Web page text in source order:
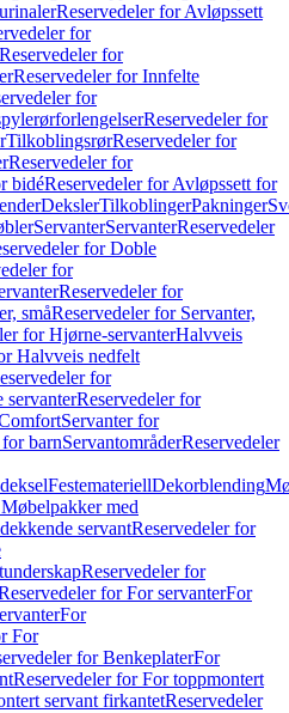
Reservedeler for Avløpssett
for
Reservedeler for
Reservedeler for Innfelte
for
Reservedeler for
TilkoblingsrørReservedeler for
Reservedeler for
bidéReservedeler for Avløpssett for
DekslerTilkoblingerPakninger
ServanterServanterReservedeler
for Doble
for
Reservedeler for
småReservedeler for Servanter,
for Hjørne-servanterHalvveis
Halvveis nedfelt
for
servanterReservedeler for
Servanter for
barnServantområderReservedeler
FestemateriellDekorblending
med
servantReservedeler for
Reservedeler for
for For servanterFor
For
For
for BenkeplaterFor
Reservedeler for For toppmontert
servant firkantetReservedeler